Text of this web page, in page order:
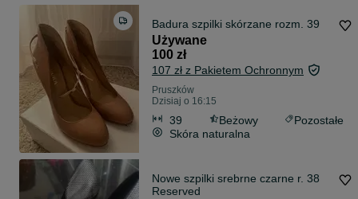
Badura szpilki skórzane rozm. 39
Używane
100 zł
107 zł z Pakietem Ochronnym
Pruszków
Dzisiaj o 16:15
39 Beżowy
Pozostałe
Skóra naturalna
Nowe szpilki srebrne czarne r. 38
Reserved